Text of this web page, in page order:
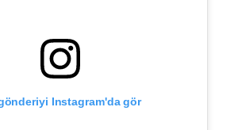
Instagram'da gör